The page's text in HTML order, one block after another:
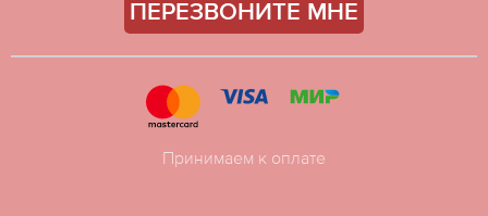
ПЕРЕЗВОНИТЕ МНЕ
Принимаем к оплате